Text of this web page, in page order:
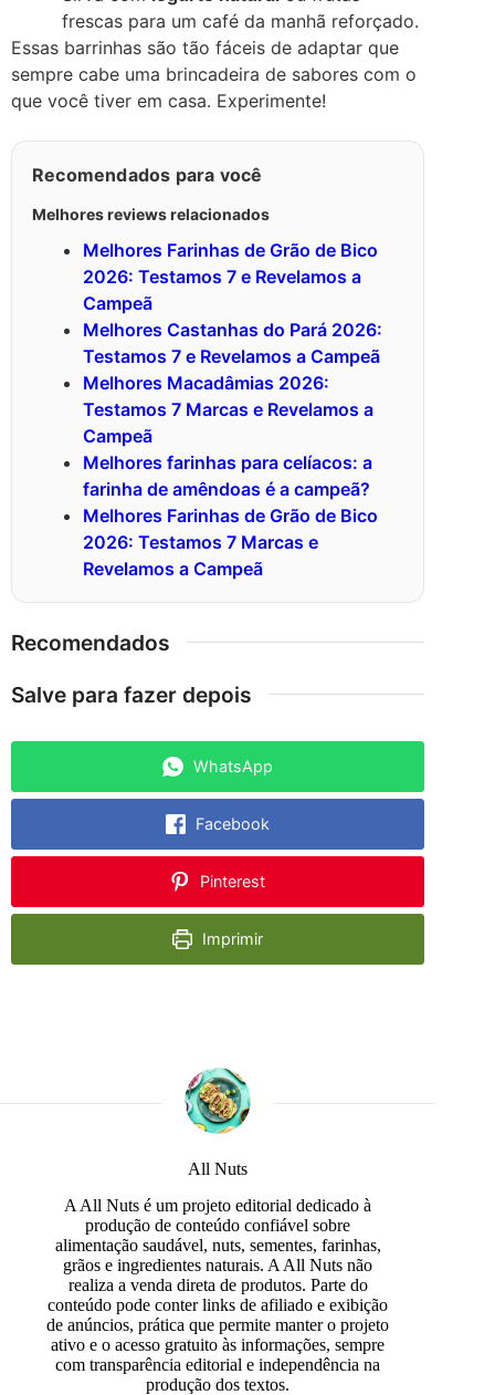
frescas para um café da manhã reforçado.
Essas barrinhas são tão fáceis de adaptar que
sempre cabe uma brincadeira de sabores com o
que você tiver em casa. Experimente!
Recomendados para você
Melhores reviews relacionados
Melhores Farinhas de Grão de Bico
2026: Testamos 7 e Revelamos a
Campeã
Melhores Castanhas do Pará 2026:
Testamos 7 e Revelamos a Campeã
Melhores Macadâmias 2026:
Testamos 7 Marcas e Revelamos a
Campeã
Melhores farinhas para celíacos: a
farinha de amêndoas é a campeã?
Melhores Farinhas de Grão de Bico
2026: Testamos 7 Marcas e
Revelamos a Campeã
Recomendados
Salve para fazer depois
WhatsApp
Facebook
Pinterest
Imprimir
All Nuts
A All Nuts é um projeto editorial dedicado à
produção de conteúdo confiável sobre
alimentação saudável, nuts, sementes, farinhas,
grãos e ingredientes naturais. A All Nuts não
realiza a venda direta de produtos. Parte do
conteúdo pode conter links de afiliado e exibição
de anúncios, prática que permite manter o projeto
ativo e o acesso gratuito às informações, sempre
com transparência editorial e independência na
produção dos textos.